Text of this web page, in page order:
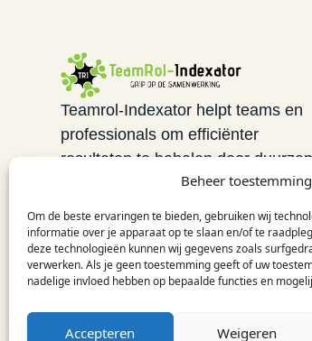
Beheer toestemming
Om de beste ervaringen te bieden, gebruiken wij
informatie over je apparaat op te slaan en/of te
deze technologieën kunnen wij gegevens zoals
verwerken. Als je geen toestemming geeft of uw
nadelige invloed hebben op bepaalde functies en
Accepteren Weigeren
Teamrol-Indexator helpt teams en
professionals om efficiënter
resultaten te behalen door
samenwerking te creëren. Hierbij
de focus op gedrag en voorwaarden
voor presteren.